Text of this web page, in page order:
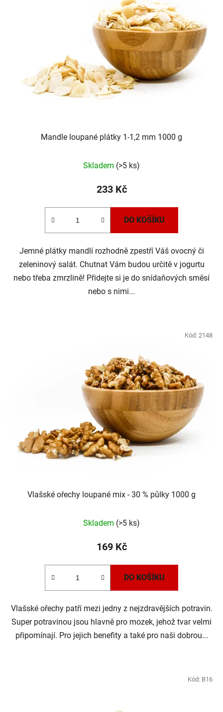
Mandle loupané plátky 1-1,2 mm 1000 g
Skladem (>5 ks)
233 Kč
DO KOŠÍKU
Jemné plátky mandlí rozhodně zpestří Váš ovocný či
zeleninový salát. Chutnat Vám budou určitě v jogurtu
nebo třeba zmrzlině! Přidejte si je do snídaňových směsí
nebo s nimi...
Vlašské ořechy loupané mix - 30 % půlky 1000 g
Skladem (>5 ks)
169 Kč
DO KOŠÍKU
Vlašské ořechy patří mezi jedny z nejzdravějších potravin.
Super potravinou jsou hlavně pro mozek, jehož tvar velmi
připomínají. Pro jejich benefity a také pro naši dobrou...
Kód: 2148
Kód: B16